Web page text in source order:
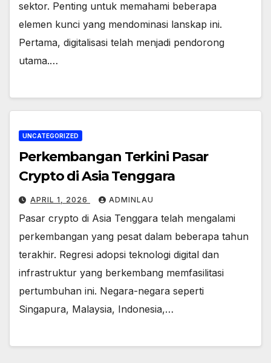
sektor. Penting untuk memahami beberapa
elemen kunci yang mendominasi lanskap ini.
Pertama, digitalisasi telah menjadi pendorong
utama.…
UNCATEGORIZED
Perkembangan Terkini Pasar
Crypto di Asia Tenggara
APRIL 1, 2026 ADMINLAU
Pasar crypto di Asia Tenggara telah mengalami
perkembangan yang pesat dalam beberapa tahun
terakhir. Regresi adopsi teknologi digital dan
infrastruktur yang berkembang memfasilitasi
pertumbuhan ini. Negara-negara seperti
Singapura, Malaysia, Indonesia,…